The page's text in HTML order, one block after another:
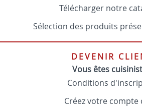
Télécharger notre
Sélection des produits
DEVENIR
Vous êtes
Conditions
Créez votre compte